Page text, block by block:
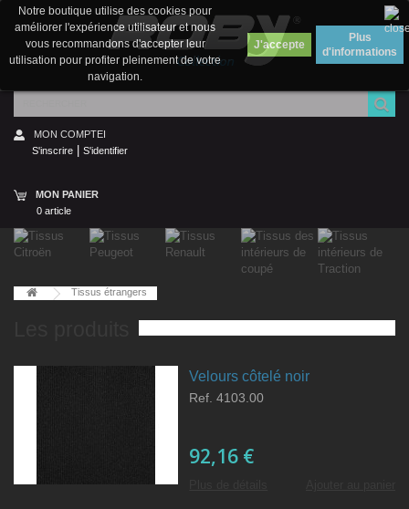
MON COMPTEI
S'inscrire
S'identifier
MON PANIER
0 article
Notre boutique utilise des cookies pour
améliorer l'expérience utilisateur et nous
vous recommandons d'accepter leur
utilisation pour profiter pleinement de votre
navigation.
Plus
d'informations
Tissus étrangers
Velours côtelé noir
Ref. 4103.00
92,16 €